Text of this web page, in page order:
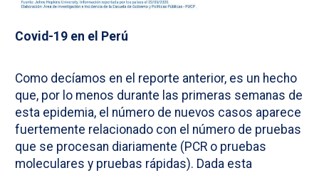
Covid-19 en el Perú
Como decíamos en el reporte anterior, es un hecho
que, por lo menos durante las primeras semanas de
esta epidemia, el número de nuevos casos aparece
fuertemente relacionado con el número de pruebas
que se procesan diariamente (PCR o pruebas
moleculares y pruebas rápidas). Dada esta